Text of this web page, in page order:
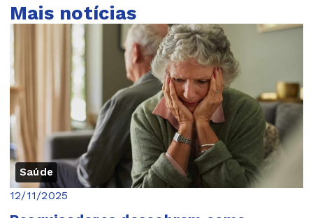
Mais notícias
Saúde
12/11/2025